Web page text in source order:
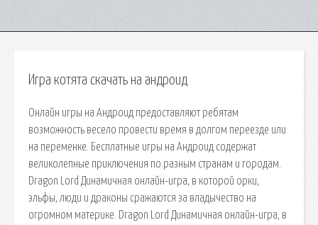
Игра котята скачать на андроид
Онлайн игры на Андроид предоставляют ребятам
возможность весело провести время в долгом переезде или
на переменке. Бесплатные игры на Андроид содержат
великолепные приключения по разным странам и городам.
Dragon Lord Динамичная онлайн-игра, в которой орки,
эльфы, люди и драконы сражаются за владычество на
огромном материке. Dragon Lord Динамичная онлайн-игра, в